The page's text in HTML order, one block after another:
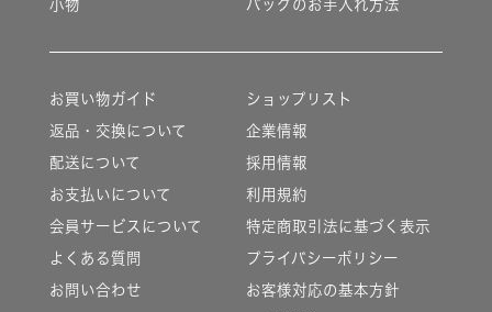
小物 バッグのお手入れ方法
お買い物ガイド
返品・交換について
配送について
お支払いについて
会員サービスについて
よくある質問
お問い合わせ
ショップリスト
企業情報
採用情報
利用規約
特定商取引法に基づく表示
プライバシーポリシー
お客様対応の基本方針